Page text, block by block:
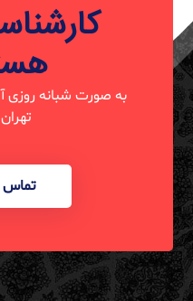
به صورت شبانه روزی
تماس